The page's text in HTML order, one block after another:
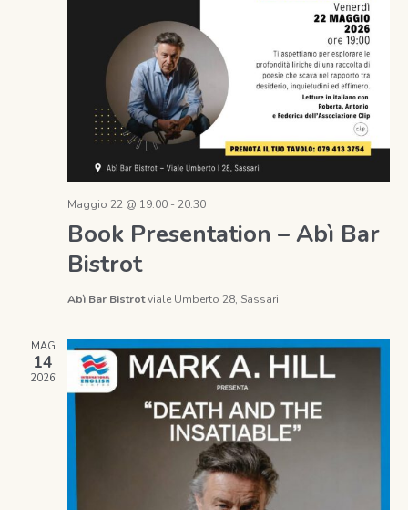
Maggio 22 @ 19:00 - 20:30
Book Presentation – Abì Bar
Bistrot
Abì Bar Bistrotviale Umberto 28, Sassari
MAG
14
2026